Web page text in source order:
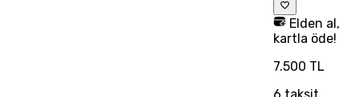
Elden al,
kartla öde!
7.500 TL